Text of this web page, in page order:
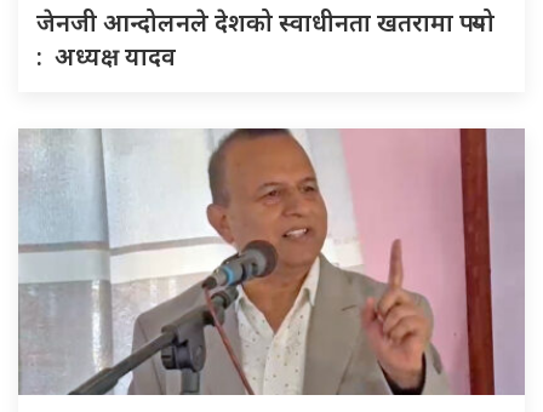
जेनजी आन्दोलनले देशको स्वाधीनता खतरामा पर्‍यो
: अध्यक्ष यादव